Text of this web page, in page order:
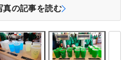
真の記事を読む